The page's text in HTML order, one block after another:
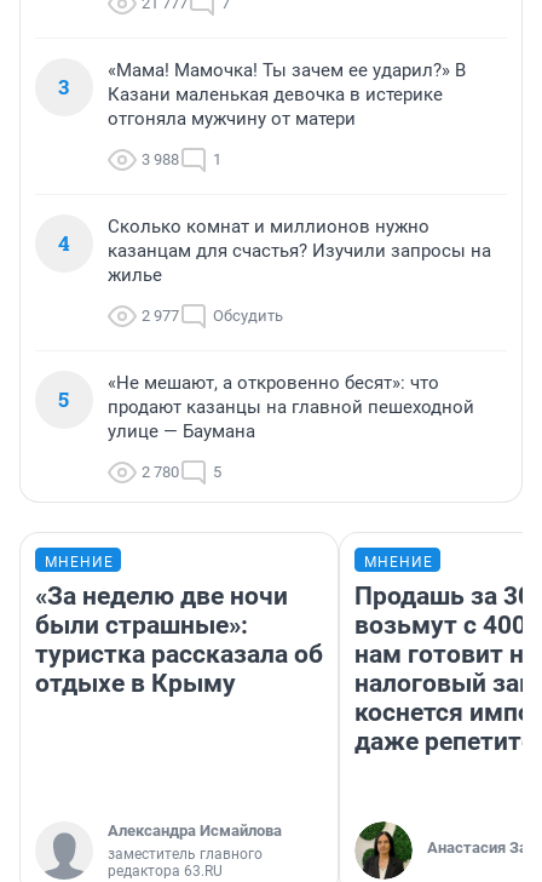
3
«Мама! Мамочка! Ты зачем ее ударил?» В
Казани маленькая девочка в истерике
отгоняла мужчину от матери
3 988 1
4
Сколько комнат и миллионов нужно
казанцам для счастья? Изучили запросы на
жилье
2 977 Обсудить
5
«Не мешают, а откровенно бесят»: что
продают казанцы на главной пешеходной
улице — Баумана
2 780 5
МНЕНИЕ
«За неделю две ночи
были страшные»:
туристка рассказала об
отдыхе в Крыму
Александра Исмайлова
заместитель главного
редактора 63.RU
МНЕНИЕ
Продашь за
возьмут с
нам готовит
налоговый
коснется
даже
Анастасия